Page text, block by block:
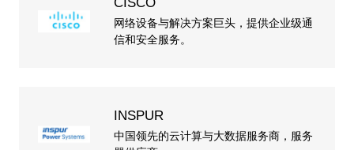
网络设备与解决方案巨头，提供企业级通
信和安全服务。
INSPUR
中国领先的云计算与大数据服务商，服务